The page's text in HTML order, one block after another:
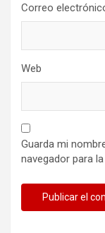
Correo
Web
Guarda mi
navegador para